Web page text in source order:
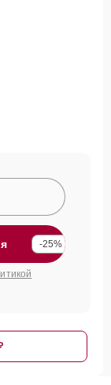
-25%